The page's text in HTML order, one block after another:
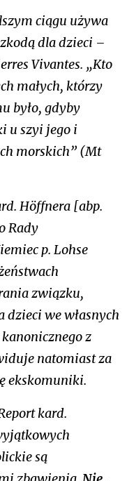
ciągu używa
dla dzieci –
Vivantes. „Kto
małych, którzy
było, gdyby
u szyi jego i
morskich” (Mt
Höffnera [abp.
Rady
p. Lohse
związku,
we własnych
z
natomiast za
ekskomuniki.
kard.
są